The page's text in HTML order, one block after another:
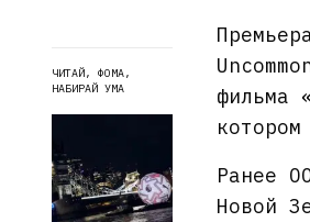
ЧИТАЙ, ФОМА,
НАБИРАЙ УМА
фильма
Ранее
Новой